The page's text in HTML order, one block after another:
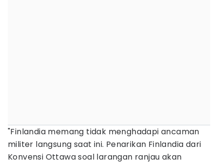
"Finlandia memang tidak menghadapi ancaman
militer langsung saat ini. Penarikan Finlandia dari
Konvensi Ottawa soal larangan ranjau akan